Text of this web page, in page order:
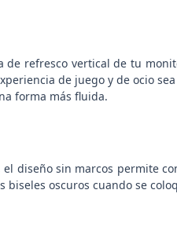
de refresco vertical de tu
de juego y de ocio
forma más fluida.
diseño sin marcos permite
biseles oscuros cuando se